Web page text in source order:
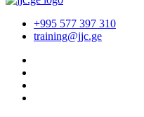
+995 577 397 310
training@jjc.ge